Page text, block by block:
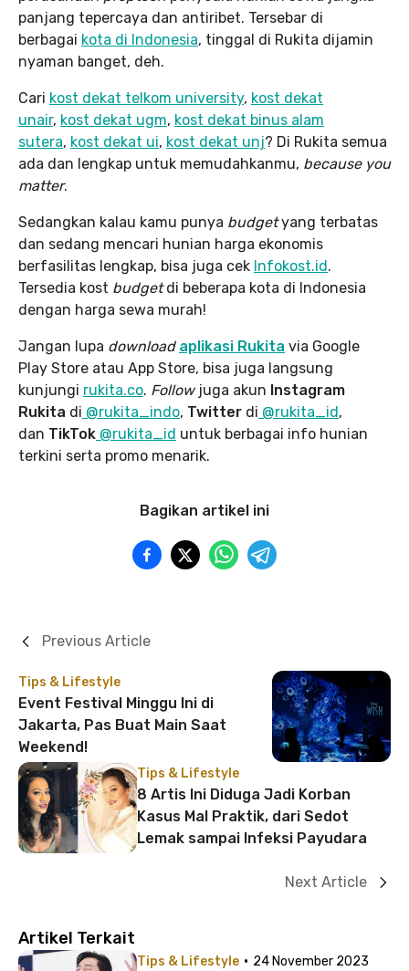
panjang tepercaya dan antiribet. Tersebar di
berbagai kota di Indonesia, tinggal di Rukita dijamin
nyaman banget, deh.
Cari kost dekat telkom university, kost dekat
unair, kost dekat ugm, kost dekat binus alam
sutera, kost dekat ui, kost dekat unj? Di Rukita semua
ada dan lengkap untuk memudahkanmu, because you
matter.
Sedangkan kalau kamu punya budgetyang terbatas
dan sedang mencari hunian harga ekonomis
berfasilitas lengkap, bisa juga cek Infokost.id .
Tersedia kost budgetdi beberapa kota di Indonesia
dengan harga sewa murah!
Jangan lupa download aplikasi Rukita via Google
Play Store atau App Store, bisa juga langsung
kunjungi rukita.co. Followjuga akun Instagram
Rukita di @rukita_indo, Twitter di @rukita_id ,
dan TikTok @rukita_id untuk berbagai info hunian
terkini serta promo menarik.
Bagikan artikel ini
Tips & Lifestyle
Event Festival Minggu Ini di
Jakarta, Pas Buat Main Saat
Weekend!
Previous Article
Tips & Lifestyle
8 Artis Ini Diduga Jadi Korban
Kasus Mal Praktik, dari Sedot
Lemak sampai Infeksi Payudara
Next Article
Artikel Terkait
Tips & Lifestyle · 24 November 2023